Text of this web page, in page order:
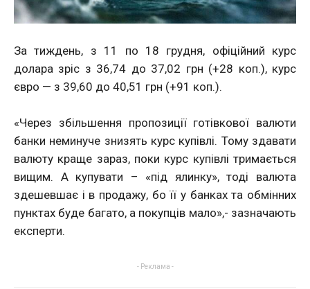
За тиждень, з 11 по 18 грудня, офіційний курс
долара зріс з 36,74 до 37,02 грн (+28 коп.), курс
євро — з 39,60 до 40,51 грн (+91 коп.).
«Через збільшення пропозиції готівкової валюти
банки неминуче знизять курс купівлі. Тому здавати
валюту краще зараз, поки курс купівлі тримається
вищим. А купувати – «під ялинку», тоді валюта
здешевшає і в продажу, бо її у банках та обмінних
пунктах буде багато, а покупців мало»,- зазначають
експерти.
- Реклама -